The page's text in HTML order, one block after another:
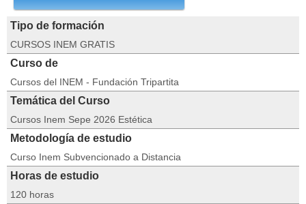
Tipo de formación
CURSOS INEM GRATIS
Curso de
Cursos del INEM - Fundación Tripartita
Temática del Curso
Cursos Inem Sepe 2026 Estética
Metodología de estudio
Curso Inem Subvencionado a Distancia
Horas de estudio
120 horas